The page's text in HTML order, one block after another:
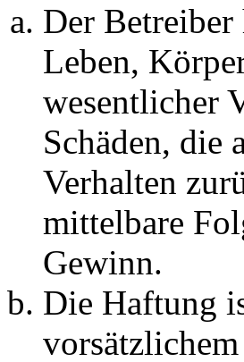
Der
Leben,
wesentlicher
Schäden, die
Verhalten
mittelbare
Gewinn.
Die Haftung